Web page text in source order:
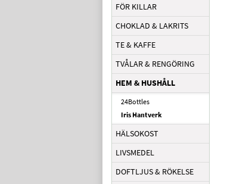
FÖR KILLAR
CHOKLAD & LAKRITS
TE & KAFFE
TVÅLAR & RENGÖRING
HEM & HUSHÅLL
24Bottles
Iris Hantverk
HÄLSOKOST
LIVSMEDEL
DOFTLJUS & RÖKELSE